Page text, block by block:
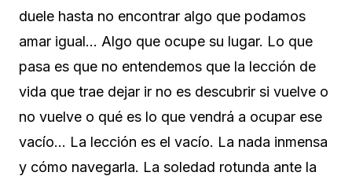
duele hasta no encontrar algo que podamos
amar igual… Algo que ocupe su lugar. Lo que
pasa es que no entendemos que la lección de
vida que trae dejar ir no es descubrir si vuelve o
no vuelve o qué es lo que vendrá a ocupar ese
vacío… La lección es el vacío. La nada inmensa
y cómo navegarla. La soledad rotunda ante la